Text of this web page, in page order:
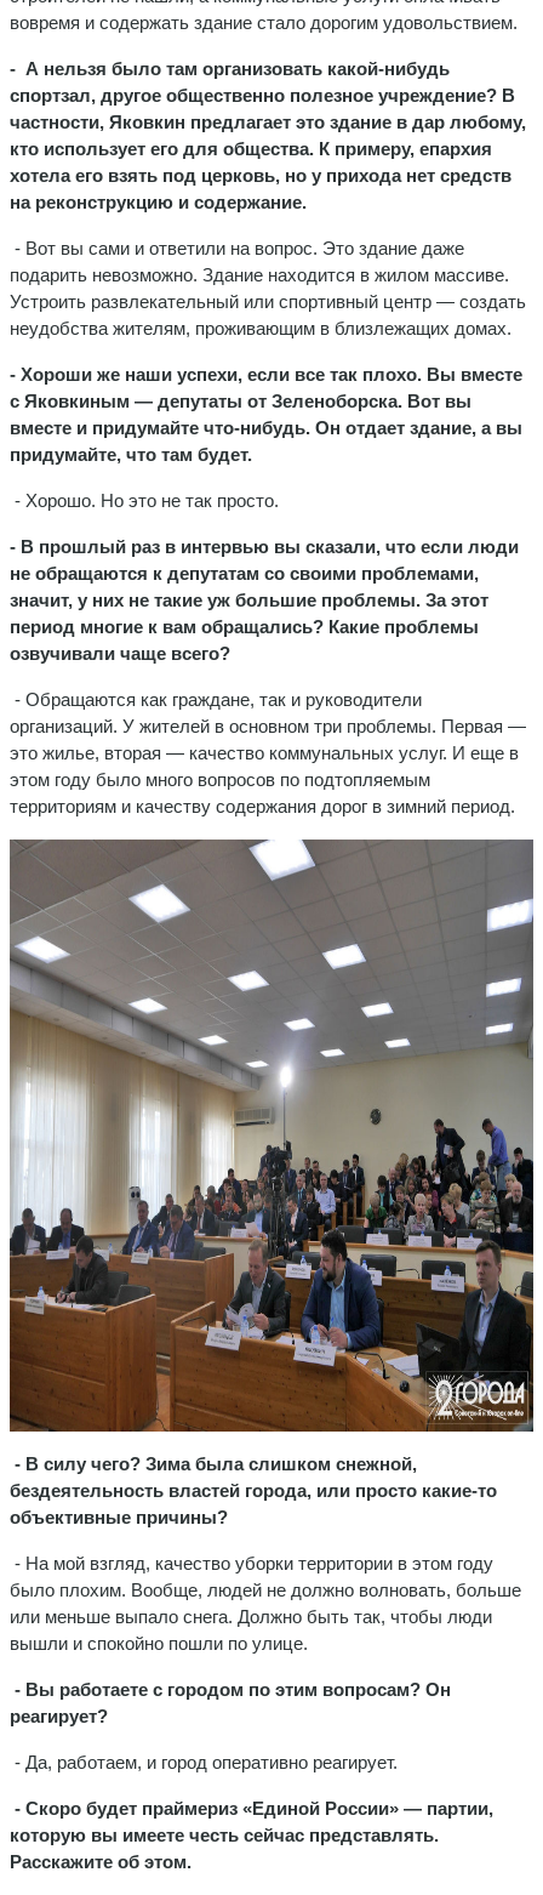
вовремя и содержать здание стало дорогим удовольствием.
- А нельзя было там организовать какой-нибудь
спортзал, другое общественно полезное учреждение? В
частности, Яковкин предлагает это здание в дар любому,
кто использует его для общества. К примеру, епархия
хотела его взять под церковь, но у прихода нет средств
на реконструкцию и содержание.
- Вот вы сами и ответили на вопрос. Это здание даже
подарить невозможно. Здание находится в жилом массиве.
Устроить развлекательный или спортивный центр — создать
неудобства жителям, проживающим в близлежащих домах.
- Хороши же наши успехи, если все так плохо. Вы вместе
с Яковкиным — депутаты от Зеленоборска. Вот вы
вместе и придумайте что-нибудь. Он отдает здание, а вы
придумайте, что там будет.
- Хорошо. Но это не так просто.
- В прошлый раз в интервью вы сказали, что если люди
не обращаются к депутатам со своими проблемами,
значит, у них не такие уж большие проблемы. За этот
период многие к вам обращались? Какие проблемы
озвучивали чаще всего?
- Обращаются как граждане, так и руководители
организаций. У жителей в основном три проблемы. Первая —
это жилье, вторая — качество коммунальных услуг. И еще в
этом году было много вопросов по подтопляемым
территориям и качеству содержания дорог в зимний период.
- В силу чего? Зима была слишком снежной,
бездеятельность властей города, или просто какие-то
объективные причины?
- На мой взгляд, качество уборки территории в этом году
было плохим. Вообще, людей не должно волновать, больше
или меньше выпало снега. Должно быть так, чтобы люди
вышли и спокойно пошли по улице.
- Вы работаете с городом по этим вопросам? Он
реагирует?
- Да, работаем, и город оперативно реагирует.
- Скоро будет праймериз «Единой России» — партии,
которую вы имеете честь сейчас представлять.
Расскажите об этом.